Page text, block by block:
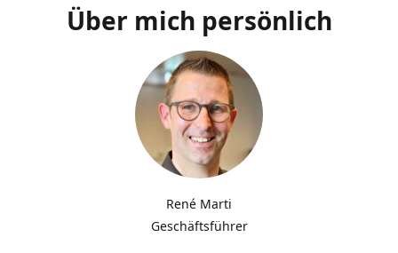
Über mich persönlich
René Marti
Geschäftsführer